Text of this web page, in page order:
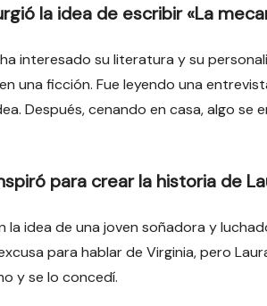
la idea de escribir «La
interesado su literatura y su
una ficción. Fue leyendo una
Después, cenando en casa, algo se
para crear la historia de
la idea de una joven soñadora y
para hablar de Virginia, pero
y se lo concedí.